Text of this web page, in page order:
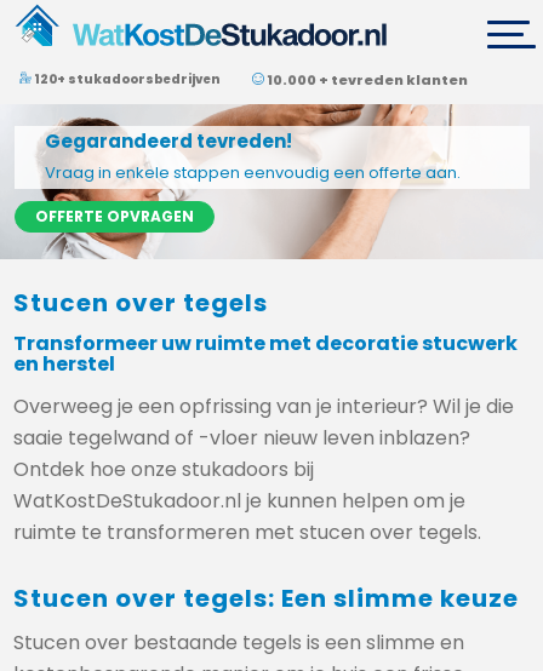
120+ stukadoorsbedrijven 10.000 + tevreden klanten
Gegarandeerd tevreden!
Vraag in enkele stappen eenvoudig een offerte aan.
OFFERTE OPVRAGEN
Stucen over tegels
Transformeer uw ruimte met decoratie stucwerk
en herstel
Overweeg je een opfrissing van je interieur? Wil je die
saaie tegelwand of -vloer nieuw leven inblazen?
Ontdek hoe onze stukadoors bij
WatKostDeStukadoor.nl je kunnen helpen om je
ruimte te transformeren met stucen over tegels.
Stucen over tegels: Een slimme keuze
Stucen over bestaande tegels is een slimme en